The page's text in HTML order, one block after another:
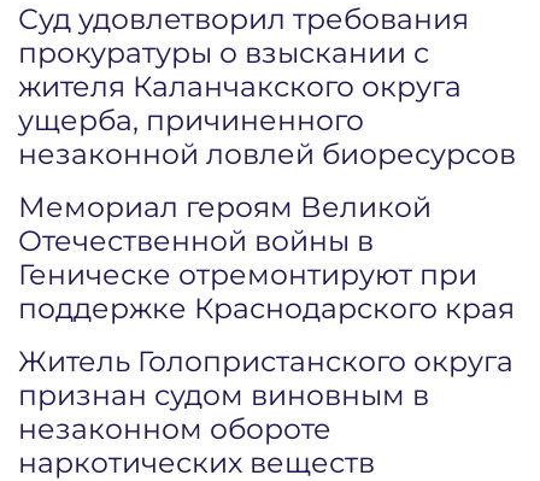
Суд удовлетворил требования
прокуратуры о взыскании с
жителя Каланчакского округа
ущерба, причиненного
незаконной ловлей биоресурсов
Мемориал героям Великой
Отечественной войны в
Геническе отремонтируют при
поддержке Краснодарского края
Житель Голопристанского округа
признан судом виновным в
незаконном обороте
наркотических веществ